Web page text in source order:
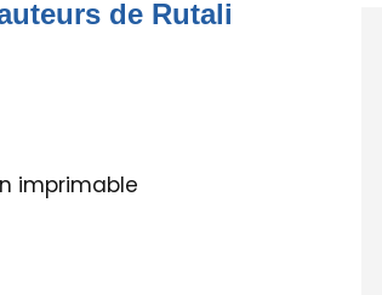
de Rutali
imprimable